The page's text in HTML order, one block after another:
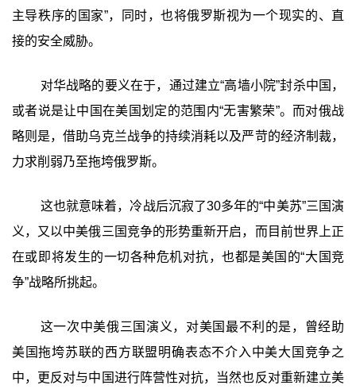
主导秩序的国家”，同时，也将俄罗斯视为一个现实的、直
接的安全威胁。
对华战略的要义在于，通过建立“高墙小院”封杀中国，
或者说是让中国在美国划定的范围内“无害繁荣”。而对俄战
略则是，借助乌克兰战争的持续消耗以及严苛的经济制裁，
力求削弱乃至拖垮俄罗斯。
这也就意味着，冷战后沉寂了30多年的“中美苏”三国演
义，又以中美俄三国竞争的形势重新开启，而目前世界上正
在或即将发生的一切各种危机对抗，也都是美国的“大国竞
争”战略所挑起。
这一次中美俄三国演义，对美国最不利的是，曾经助
美国拖垮苏联的西方联盟明确表态不介入中美大国竞争之
中，更反对与中国进行阵营性对抗，当然也反对重新建立美